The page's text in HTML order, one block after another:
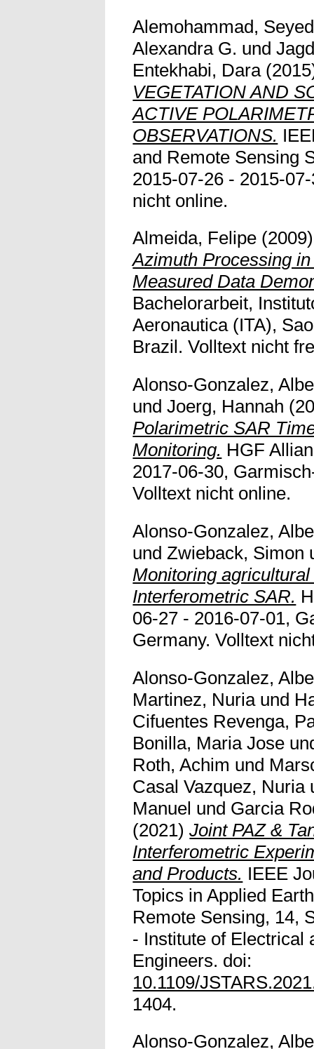
Alemohammad,
Alexandra G. und
Entekhabi, Dara
VEGETATION AND
ACTIVE
OBSERVATIONS.
and Remote Sensing
2015-07-26 - 2015-
nicht online.
Almeida, Felipe
Azimuth Processing
Measured Data
Bachelorarbeit,
Aeronautica (ITA),
Brazil. Volltext nicht
Alonso-Gonzalez,
undJoerg, Hannah
Polarimetric SAR
Monitoring. HGF
2017-06-30,
Volltext nicht online.
Alonso-Gonzalez,
undZwieback, Simon
Monitoring
Interferometric SAR.
06-27 - 2016-07-01,
Germany. Volltext
Alonso-Gonzalez,
Martinez, Nuriaund
Cifuentes Revenga,
Bonilla, Maria Jose
Roth, Achim und
Casal Vazquez, Nuria
Manuel und Garcia
(2021)Joint PAZ &
Interferometric
and Products. IEEE
Topics in Applied
Remote Sensing, 14,
- Institute of Electrical
Engineers. doi:
10.1109/
1404.
Alonso-Gonzalez,